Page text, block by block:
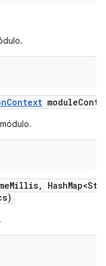
Context module
Millis, Hash